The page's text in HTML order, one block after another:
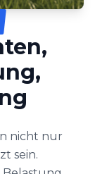
nicht nur
sein.